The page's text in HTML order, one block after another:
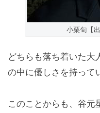
小栗旬【出
どちらも落ち着いた大
の中に優しさを持って
このことからも、谷元